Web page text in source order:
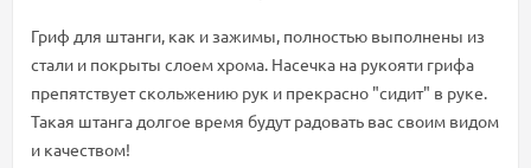
Гриф для штанги, как и зажимы, полностью выполнены из
стали и покрыты слоем хрома. Насечка на рукояти грифа
препятствует скольжению рук и прекрасно "сидит" в руке.
Такая штанга долгое время будут радовать вас своим видом
и качеством!